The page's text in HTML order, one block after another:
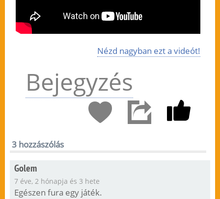
Nézd nagyban ezt a videót!
Bejegyzés
3 hozzászólás
Golem
7 éve, 2 hónapja és 3 hete
Egészen fura egy játék.